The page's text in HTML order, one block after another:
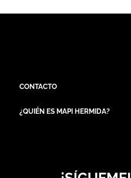
CONTACTO
¿QUIÉN ES MAPI HERMIDA?